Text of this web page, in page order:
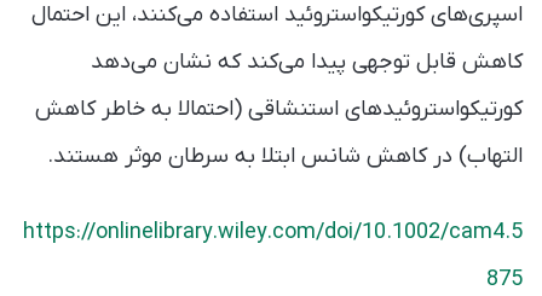
اسپری‌های کورتیکواستروئید استفاده می‌کنند، این احتمال
کاهش قابل توجهی پیدا می‌کند که نشان می‌دهد
کورتیکواستروئید‌های استنشاقی (احتمالا به خاطر کاهش
التهاب) در کاهش شانس ابتلا به سرطان موثر هستند.
https://onlinelibrary.wiley.com/doi/10.1002/cam4.5
875